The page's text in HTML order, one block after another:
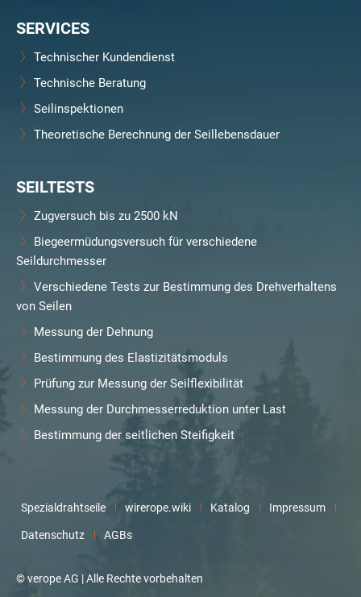
SERVICES
Technischer Kundendienst
Technische Beratung
Seilinspektionen
Theoretische Berechnung der Seillebensdauer
SEILTESTS
Zugversuch bis zu 2500 kN
Biegeermüdungsversuch für verschiedene
Seildurchmesser
Verschiedene Tests zur Bestimmung des Drehverhaltens
von Seilen
Messung der Dehnung
Bestimmung des Elastizitätsmoduls
Prüfung zur Messung der Seilflexibilität
Messung der Durchmesserreduktion unter Last
Bestimmung der seitlichen Steifigkeit
© verope AG | Alle Rechte vorbehalten
Spezialdrahtseile wirerope.wiki Katalog
Impressum
Datenschutz
AGBs